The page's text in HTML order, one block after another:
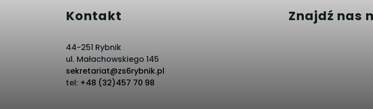
Kontakt
44-251 Rybnik
ul. Małachowskiego 145
sekretariat@zs6rybnik.pl
tel: +48 (32)457 70 98
Znajdź nas